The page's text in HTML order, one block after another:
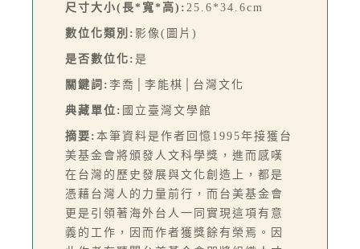
尺寸大小(長*寬*高): 25.6*34.6cm
數位化類別: 影像(圖片)
是否數位化: 是
關鍵詞: 李喬│李能棋│台灣文化
典藏單位: 國立臺灣文學館
摘要: 本筆資料是作者回憶1995年接獲台
美基金會將頒發人文科學獎，進而感嘆
在台灣的歷史發展與文化創造上，都是
憑藉台灣人的力量前行，而台美基金會
更是引領著海外台人一同實現這項有意
義的工作，因而作者獲獎餘有榮焉。因